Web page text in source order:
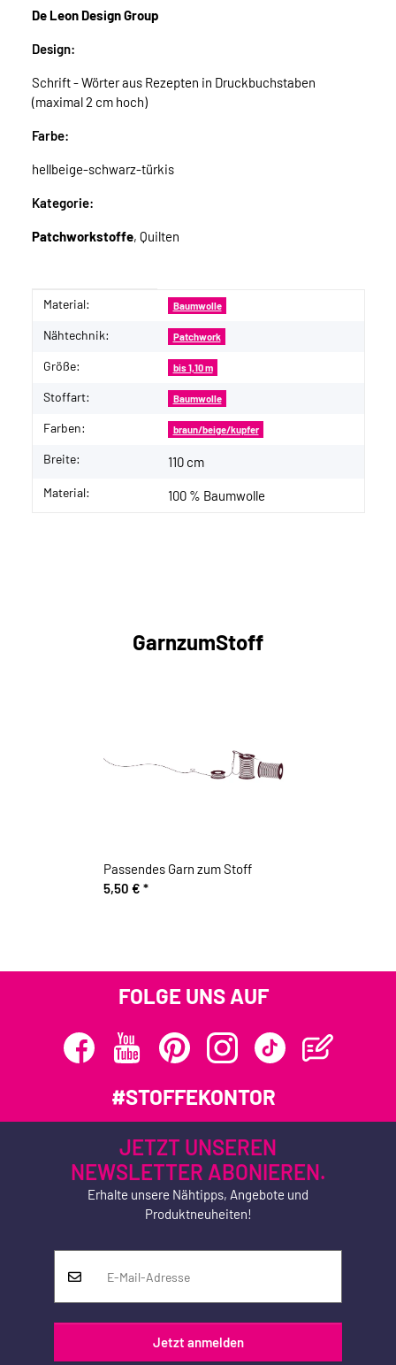
De Leon Design Group
Design:
Schrift - Wörter aus Rezepten in Druckbuchstaben
(maximal 2 cm hoch)
Farbe:
hellbeige-schwarz-türkis
Kategorie:
Patchworkstoffe, Quilten
Produkteigenschaft
Wert
Material: Baumwolle
Nähtechnik: Patchwork
Größe: bis 1,10 m
Stoffart: Baumwolle
Farben: braun/beige/kupfer
Breite: 110 cm
Material: 100 % Baumwolle
GarnzumStoff
Passendes Garn zum Stoff
5,50 € *
FOLGE UNS AUF
#STOFFEKONTOR
JETZT UNSEREN
NEWSLETTER ABONIEREN.
Erhalte unsere Nähtipps, Angebote und
Produktneuheiten!
Jetzt anmelden